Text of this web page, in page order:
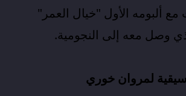
مع ألبومه الأول "خيال العمر"
لمروان خوري